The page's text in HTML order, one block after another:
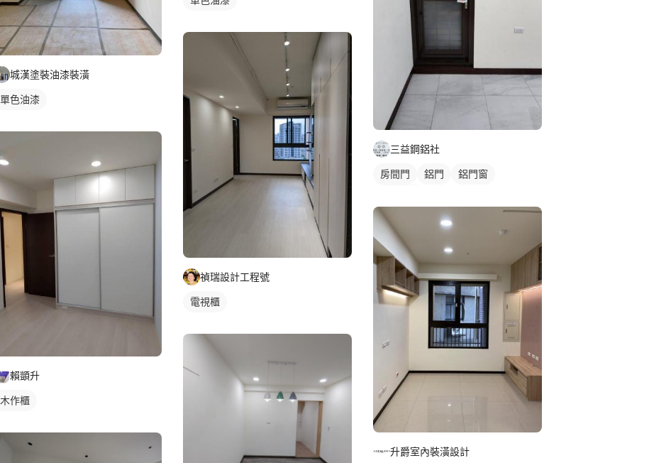
城漢塗裝油漆裝潢
單色油漆
賴顗升
木作櫃
禎瑞設計工程號
電視櫃
三益鋼鋁社
房間門 鋁門
鋁門窗
升爵室內裝潢設計